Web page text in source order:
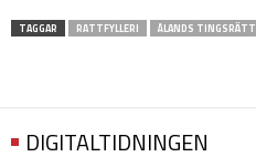
TAGGAR RATTFYLLERI ÅLANDS TINGSRÄTT
DIGITALTIDNINGEN